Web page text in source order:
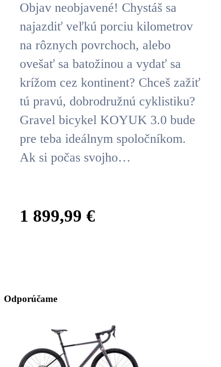
Objav neobjavené! Chystáš sa
najazdiť veľkú porciu kilometrov
na rôznych povrchoch, alebo
ovešať sa batožinou a vydať sa
krížom cez kontinent? Chceš zažiť
tú pravú, dobrodružnú cyklistiku?
Gravel bicykel KOYUK 3.0 bude
pre teba ideálnym spoločníkom.
Ak si počas svojho…
1 899,99 €
Odporúčame